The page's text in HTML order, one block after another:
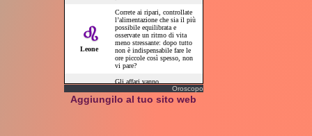
Oroscopo
Aggiungilo al tuo sito web